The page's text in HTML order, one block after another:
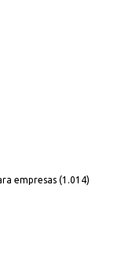
empresas (1.014)